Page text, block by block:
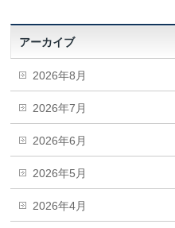
アーカイブ
2026年8月
2026年7月
2026年6月
2026年5月
2026年4月